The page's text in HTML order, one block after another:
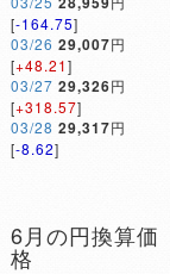
[-164.75]
03/26 29,007円
[+48.21]
03/27 29,326円
[+318.57]
03/28 29,317円
[-8.62]
6月の円換算価
格